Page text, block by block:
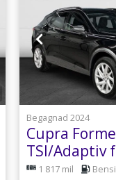
1
Begagnad 2024
Cupra
TSI/Adaptiv
Kamera/Full
1 817 mil